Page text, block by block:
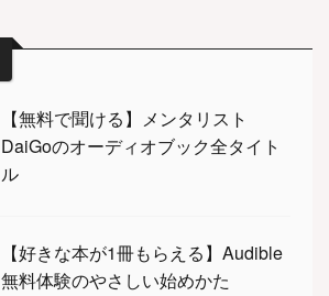
【無料で聞ける】メンタリスト
DaiGoのオーディオブック全タイト
ル
【好きな本が1冊もらえる】Audible
無料体験のやさしい始めかた